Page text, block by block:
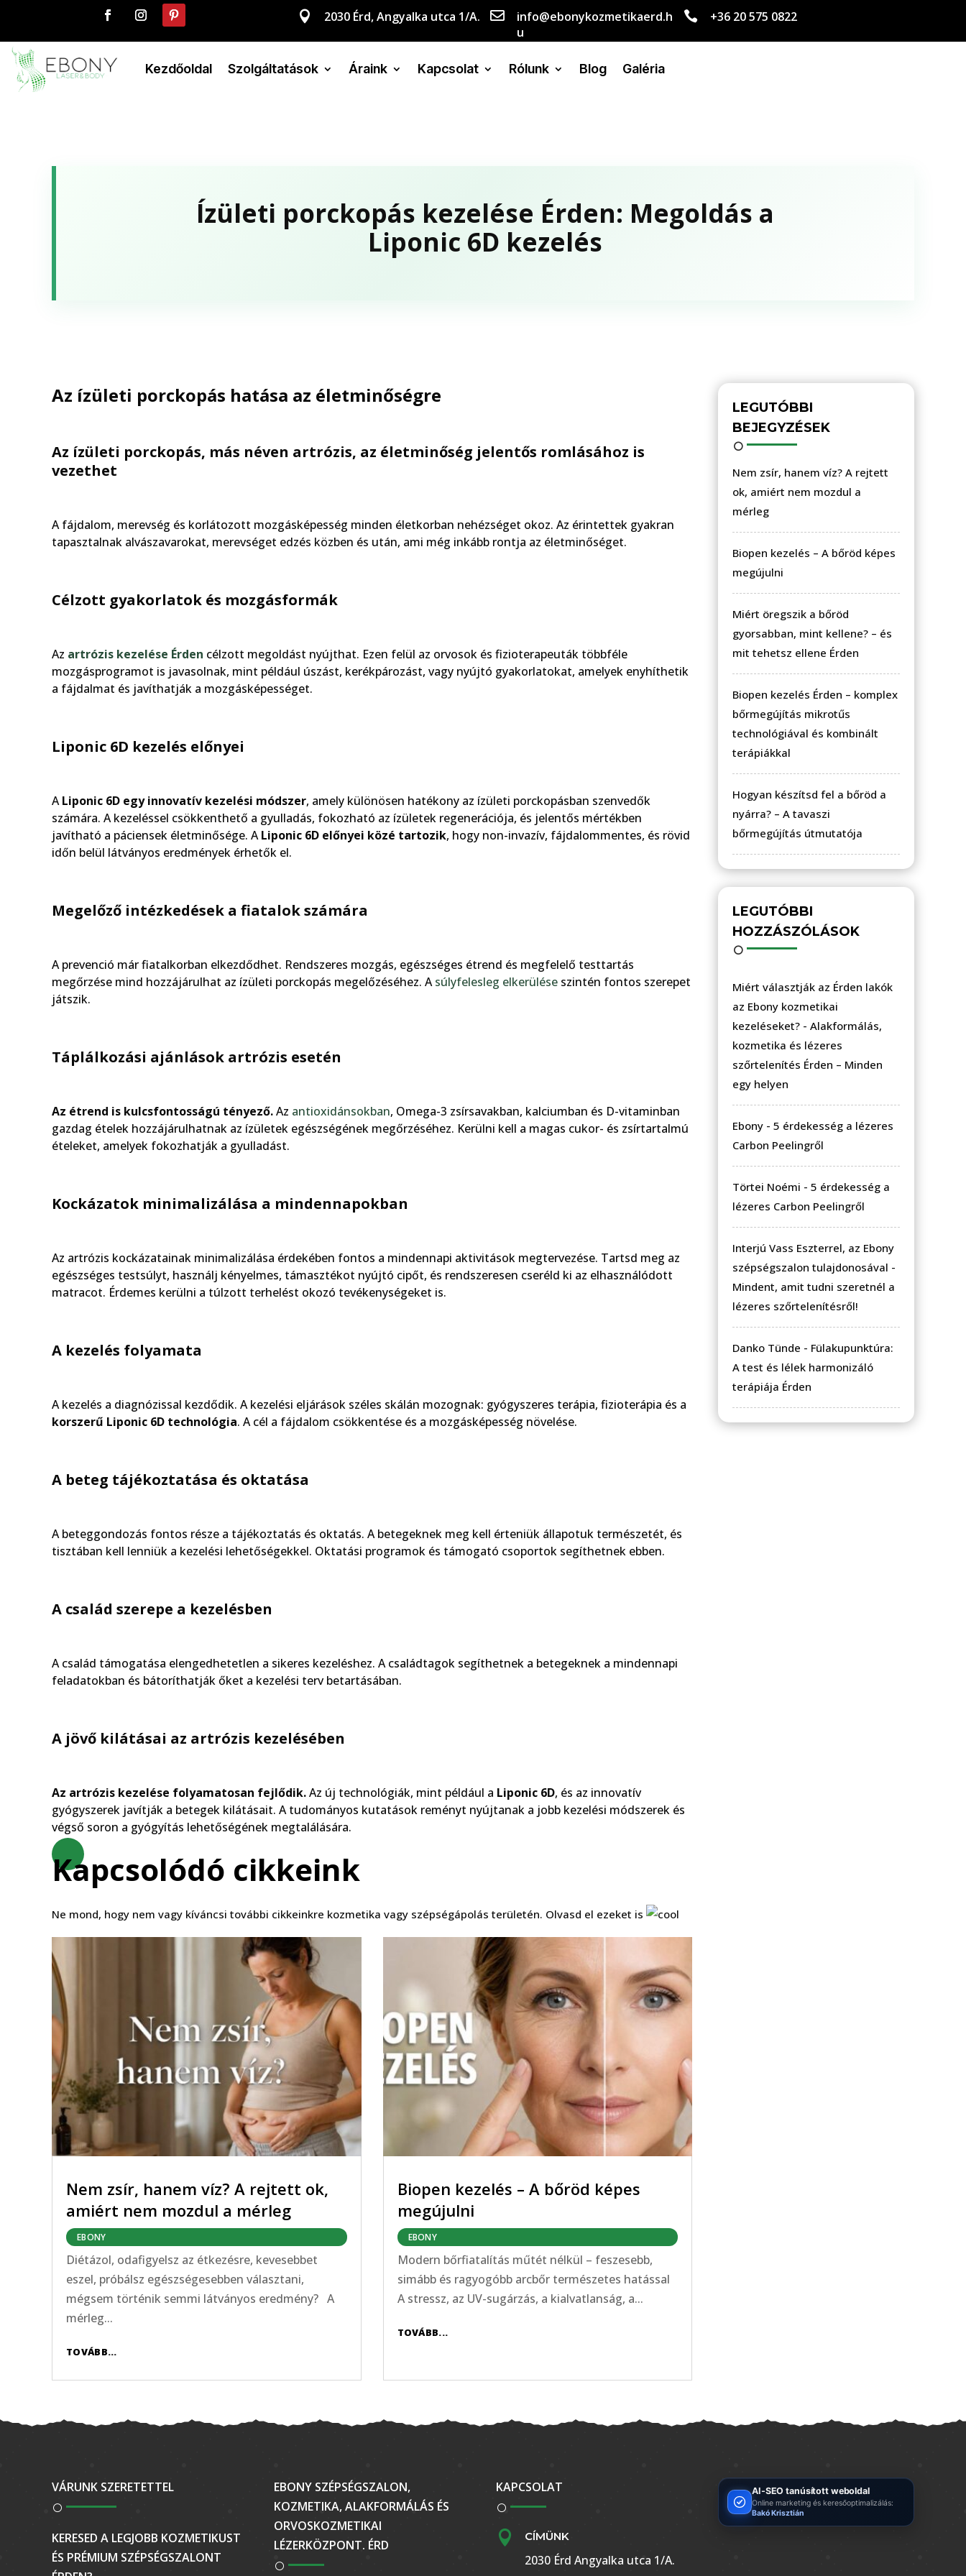
 2030 Érd, Angyalka utca 1/A. 
info@ebonykozmetikaerd.h
u
 +36 20 575 0822
Kezdőoldal Szolgáltatások Áraink Kapcsolat Rólunk Blog Galéria
Ízületi porckopás kezelése Érden: Megoldás a
Liponic 6D kezelés
Az ízületi porckopás hatása az életminőségre
Az ízületi porckopás, más néven artrózis, az életminőség jelentős romlásához is
vezethet
A fájdalom, merevség és korlátozott mozgásképesség minden életkorban nehézséget okoz. Az érintettek gyakran
tapasztalnak alvászavarokat, merevséget edzés közben és után, ami még inkább rontja az életminőséget.
Célzott gyakorlatok és mozgásformák
Az artrózis kezelése Érden célzott megoldást nyújthat. Ezen felül az orvosok és fizioterapeuták többféle
mozgásprogramot is javasolnak, mint például úszást, kerékpározást, vagy nyújtó gyakorlatokat, amelyek enyhíthetik
a fájdalmat és javíthatják a mozgásképességet.
Liponic 6D kezelés előnyei
ALiponic 6D egy innovatív kezelési módszer, amely különösen hatékony az ízületi porckopásban szenvedők
számára. A kezeléssel csökkenthető a gyulladás, fokozható az ízületek regenerációja, és jelentős mértékben
javítható a páciensek életminősége. ALiponic 6D előnyei közé tartozik, hogy non-invazív, fájdalommentes, és rövid
időn belül látványos eredmények érhetők el.
Megelőző intézkedések a fiatalok számára
A prevenció már fiatalkorban elkezdődhet. Rendszeres mozgás, egészséges étrend és megfelelő testtartás
megőrzése mind hozzájárulhat az ízületi porckopás megelőzéséhez. Asúlyfelesleg elkerülése szintén fontos szerepet
játszik.
Táplálkozási ajánlások artrózis esetén
Az étrend is kulcsfontosságú tényező.Az antioxidánsokban, Omega-3 zsírsavakban, kalciumban és D-vitaminban
gazdag ételek hozzájárulhatnak az ízületek egészségének megőrzéséhez. Kerülni kell a magas cukor- és zsírtartalmú
ételeket, amelyek fokozhatják a gyulladást.
Kockázatok minimalizálása a mindennapokban
Az artrózis kockázatainak minimalizálása érdekében fontos a mindennapi aktivitások megtervezése. Tartsd meg az
egészséges testsúlyt, használj kényelmes, támasztékot nyújtó cipőt, és rendszeresen cseréld ki az elhasználódott
matracot. Érdemes kerülni a túlzott terhelést okozó tevékenységeket is.
A kezelés folyamata
A kezelés a diagnózissal kezdődik. A kezelési eljárások széles skálán mozognak: gyógyszeres terápia, fizioterápia és a
korszerű Liponic 6D technológia. A cél a fájdalom csökkentése és a mozgásképesség növelése.
A beteg tájékoztatása és oktatása
A beteggondozás fontos része a tájékoztatás és oktatás. A betegeknek meg kell érteniük állapotuk természetét, és
tisztában kell lenniük a kezelési lehetőségekkel. Oktatási programok és támogató csoportok segíthetnek ebben.
A család szerepe a kezelésben
A család támogatása elengedhetetlen a sikeres kezeléshez. A családtagok segíthetnek a betegeknek a mindennapi
feladatokban és bátoríthatják őket a kezelési terv betartásában.
A jövő kilátásai az artrózis kezelésében
Az artrózis kezelése folyamatosan fejlődik.Az új technológiák, mint például a Liponic 6D, és az innovatív
gyógyszerek javítják a betegek kilátásait. A tudományos kutatások reményt nyújtanak a jobb kezelési módszerek és
végső soron a gyógyítás lehetőségének megtalálására.
Kapcsolódó cikkeink
Ne mond, hogy nem vagy kíváncsi további cikkeinkre kozmetika vagy szépségápolás területén. Olvasd el ezeket is
Nem zsír, hanem víz? A rejtett ok,
amiért nem mozdul a mérleg
EBONY
Diétázol, odafigyelsz az étkezésre, kevesebbet
eszel, próbálsz egészségesebben választani,
mégsem történik semmi látványos eredmény? A
mérleg...
TOVÁBB...
Biopen kezelés – A bőröd képes
megújulni
EBONY
Modern bőrfiatalítás műtét nélkül – feszesebb,
simább és ragyogóbb arcbőr természetes hatással
A stressz, az UV-sugárzás, a kialvatlanság, a...
TOVÁBB...
LEGUTÓBBI
BEJEGYZÉSEK
Nem zsír, hanem víz? A rejtett
ok, amiért nem mozdul a
mérleg
Biopen kezelés – A bőröd képes
megújulni
Miért öregszik a bőröd
gyorsabban, mint kellene? – és
mit tehetsz ellene Érden
Biopen kezelés Érden – komplex
bőrmegújítás mikrotűs
technológiával és kombinált
terápiákkal
Hogyan készítsd fel a bőröd a
nyárra? – A tavaszi
bőrmegújítás útmutatója
LEGUTÓBBI
HOZZÁSZÓLÁSOK
Miért választják az Érden lakók
az Ebony kozmetikai
kezeléseket? - Alakformálás,
kozmetika és lézeres
szőrtelenítés Érden – Minden
egy helyen
Ebony - 5 érdekesség a lézeres
Carbon Peelingről
Törtei Noémi - 5 érdekesség a
lézeres Carbon Peelingről
Interjú Vass Eszterrel, az Ebony
szépségszalon tulajdonosával -
Mindent, amit tudni szeretnél a
lézeres szőrtelenítésről!
Danko Tünde - Fülakupunktúra:
A test és lélek harmonizáló
terápiája Érden
VÁRUNK SZERETETTEL
KERESED A LEGJOBB KOZMETIKUST
ÉS PRÉMIUM SZÉPSÉGSZALONT
EBONY SZÉPSÉGSZALON,
KOZMETIKA, ALAKFORMÁLÁS ÉS
ORVOSKOZMETIKAI
LÉZERKÖZPONT. ÉRD
KAPCSOLAT
 CÍMÜNK
2030 Érd Angyalka utca 1/A.
AI-SEO tanúsított weboldal
Online marketing és keresőoptimalizálás:
Bakó Krisztián